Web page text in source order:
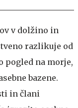
v dolžino in
razlikuje od
na morje,
bazene.
in člani